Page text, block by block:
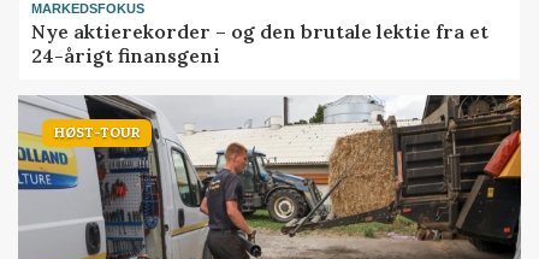
MARKEDSFOKUS
Nye aktierekorder – og den brutale lektie fra et
24-årigt finansgeni
HØST-TOUR